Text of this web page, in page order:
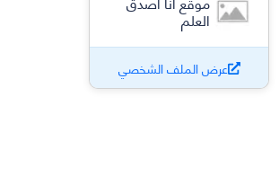
العلم
عرض الملف الشخصي